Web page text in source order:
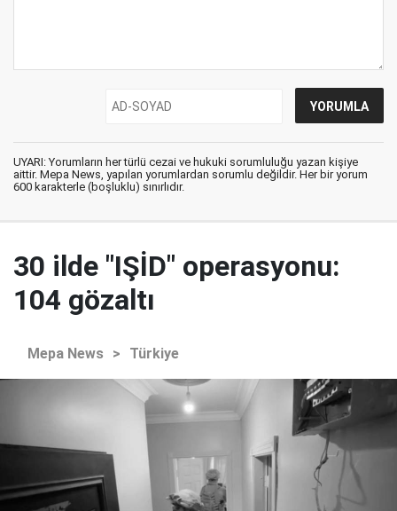
UYARI: Yorumların her türlü cezai ve hukuki sorumluluğu yazan kişiye
aittir. Mepa News, yapılan yorumlardan sorumlu değildir. Her bir yorum
600 karakterle (boşluklu) sınırlıdır.
30 ilde "IŞİD" operasyonu:
104 gözaltı
Mepa News > Türkiye